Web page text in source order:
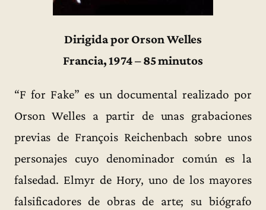
Dirigida por Orson Welles
Francia, 1974 – 85 minutos
“F for Fake” es un documental realizado por
Orson Welles a partir de unas grabaciones
previas de François Reichenbach sobre unos
personajes cuyo denominador común es la
falsedad. Elmyr de Hory, uno de los mayores
falsificadores de obras de arte; su biógrafo